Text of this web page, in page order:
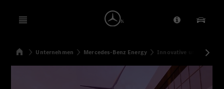
Open menu Anbieter/
SuchenStartseite
Unternehmen Mercedes-Benz Energy Innovative und